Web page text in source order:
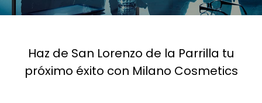
Haz de San Lorenzo de la Parrilla tu
próximo éxito con Milano Cosmetics